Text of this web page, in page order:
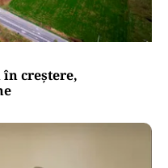
creștere,